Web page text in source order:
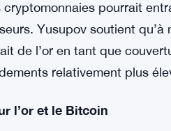
être l’accent croissant
politiques, en
de plus en plus mis en
reflète dans la pression